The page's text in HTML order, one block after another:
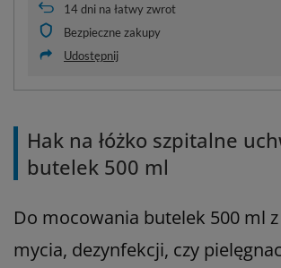
14dni na łatwy zwrot
Bezpieczne zakupy
Udostępnij
Hak na łóżko szpitalne
butelek 500 ml
Do mocowania butelek 500 ml z
mycia, dezynfekcji, czy